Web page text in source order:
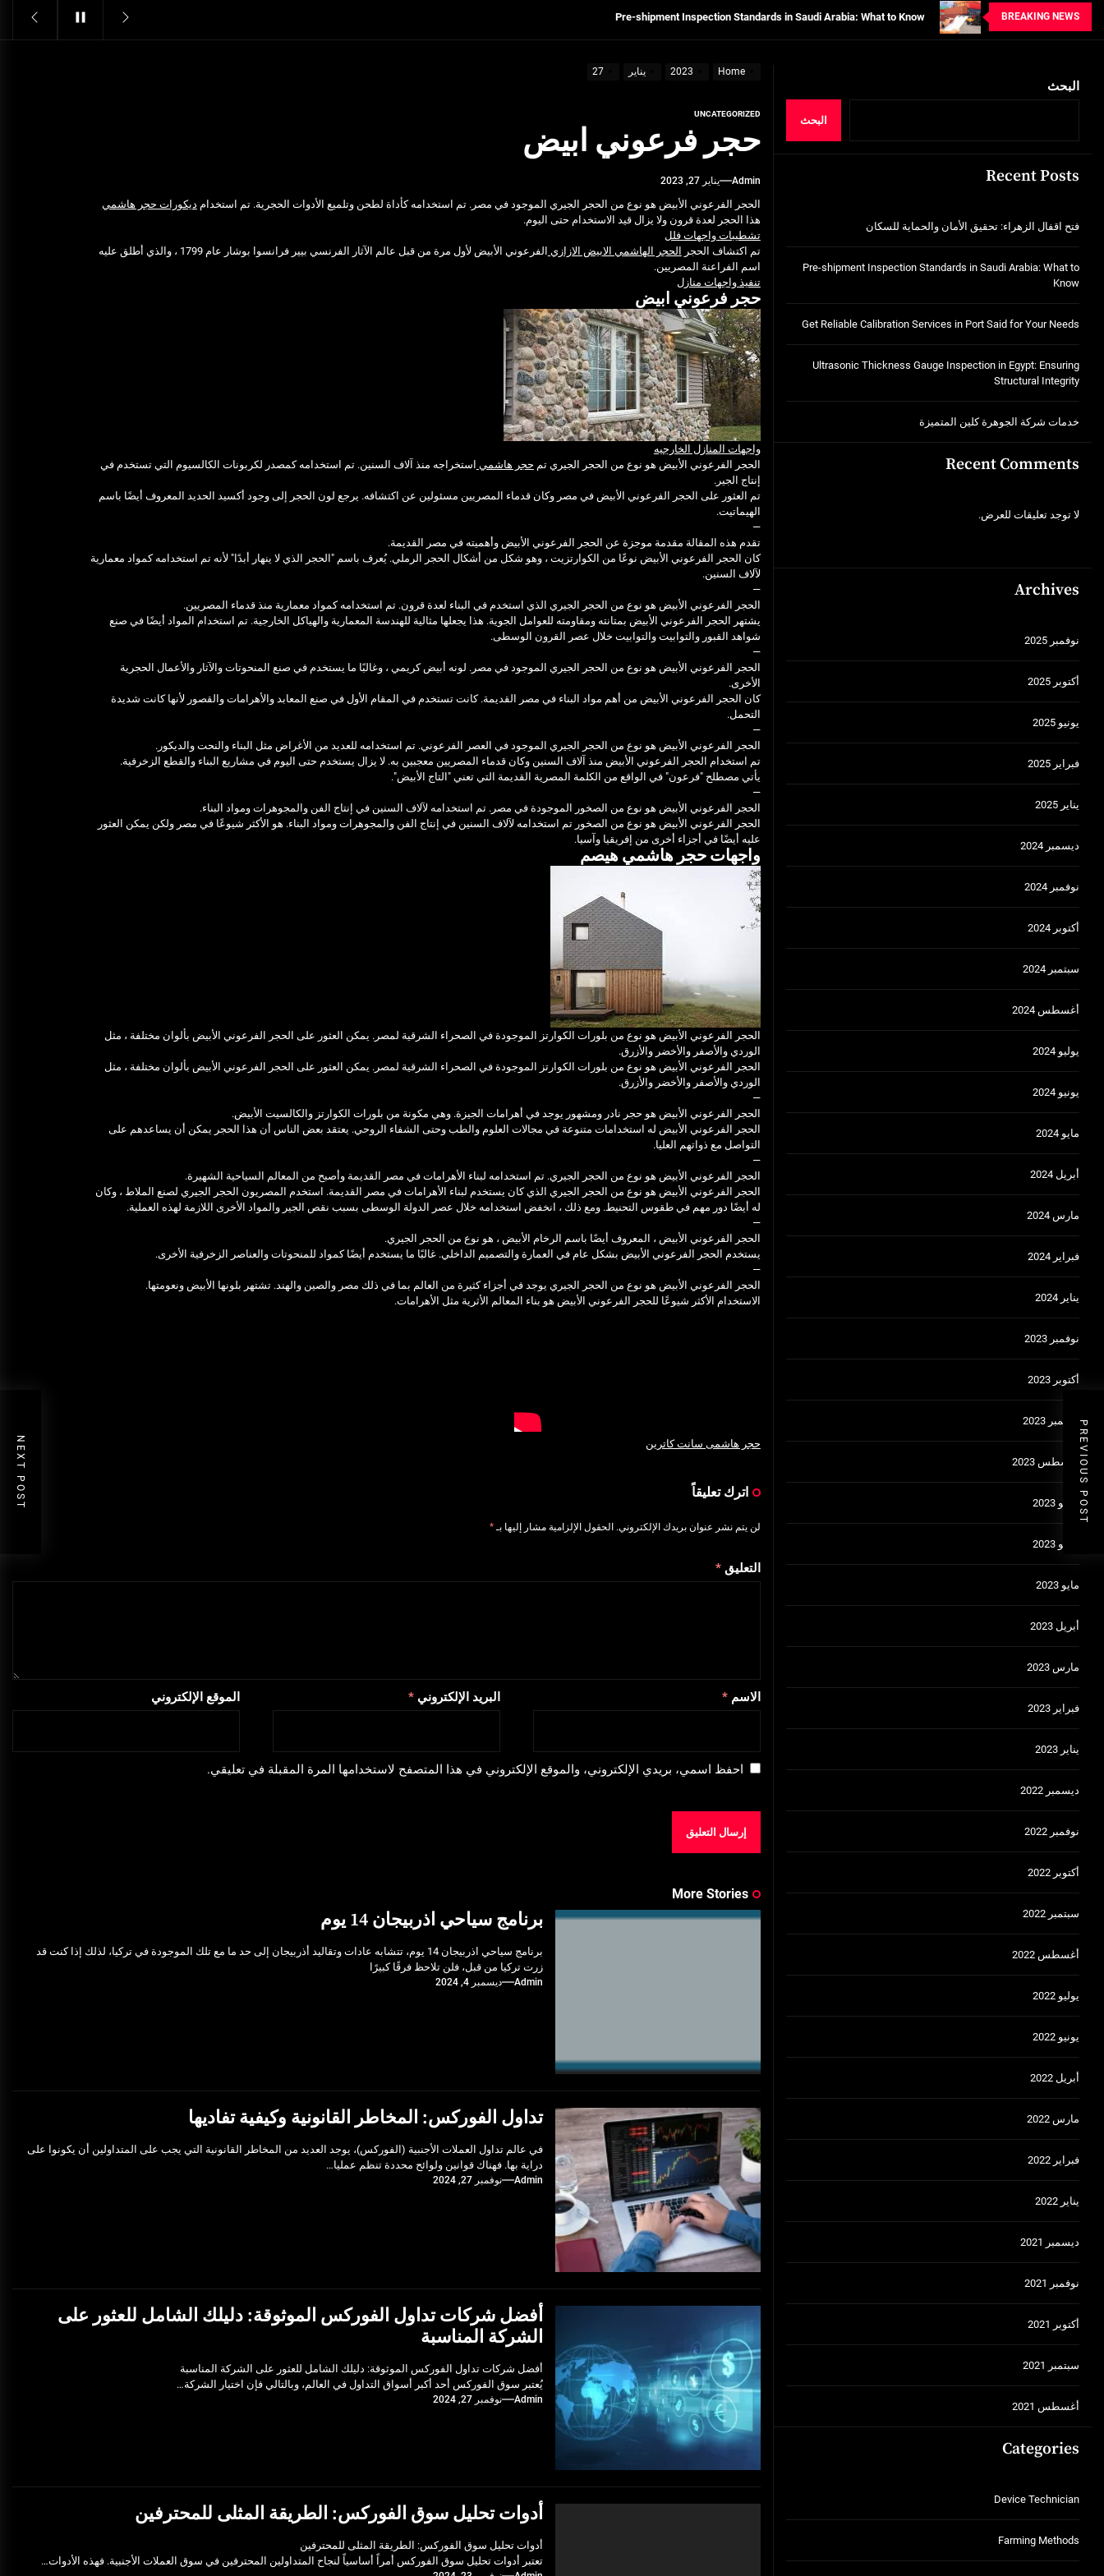
to Know
خدمات شركة الجوهرة كلين المتميزة
فبراير 17, 2025
BREAKING NEWS
Get Reliable Calibration Services in Port Said for Your Needs
فتح اقفال الزهراء: تحقيق الأمان والحماية للسكان
Pre-shipment Inspection Standards in Saudi Arabia: What to Know
Get Reliable Calibration Services in Port Said for Your Needs
Ultrasonic Thickness Gauge Inspection in Egypt: Ensuring Structural Integrity
Home
2023 يناير 27
UNCATEGORIZED
حجر فرعوني ابيض
Admin يناير 27, 2023
الحجر الفرعوني الأبيض هو نوع من الحجر الجيري الموجود في مصر. تم استخدامه كأداة لطحن وتلميع الأدوات الحجرية. تم استخدام ديكورات حجر هاشمي
هذا الحجر لعدة قرون ولا يزال قيد الاستخدام حتى اليوم.
تشطيبات واجهات فلل
تم اكتشاف الحجر الحجر الهاشمي الابيض الازازي
الفرعوني الأبيض لأول مرة من قبل عالم الآثار الفرنسي بيير فرانسوا بوشار عام 1799 ، والذي أطلق عليه
اسم الفراعنة المصريين.
تنفيذ واجهات منازل
حجر فرعوني ابيض
واجهات المنازل الخارجيه
الحجر الفرعوني الأبيض هو نوع من الحجر الجيري تم حجر هاشمي استخراجه منذ آلاف السنين. تم استخدامه كمصدر لكربونات الكالسيوم التي تستخدم في
إنتاج الجير.
تم العثور على الحجر الفرعوني الأبيض في مصر وكان قدماء المصريين مسئولين عن اكتشافه. يرجع لون الحجر إلى وجود أكسيد الحديد المعروف أيضًا باسم
الهيماتيت.
—
تقدم هذه المقالة مقدمة موجزة عن الحجر الفرعوني الأبيض وأهميته في مصر القديمة.
كان الحجر الفرعوني الأبيض نوعًا من الكوارتزيت ، وهو شكل من أشكال الحجر الرملي. يُعرف باسم "الحجر الذي لا ينهار أبدًا" لأنه تم استخدامه كمواد معمارية
لآلاف السنين.
—
الحجر الفرعوني الأبيض هو نوع من الحجر الجيري الذي استخدم في البناء لعدة قرون. تم استخدامه كمواد معمارية منذ قدماء المصريين.
يشتهر الحجر الفرعوني الأبيض بمتانته ومقاومته للعوامل الجوية. هذا يجعلها مثالية للهندسة المعمارية والهياكل الخارجية. تم استخدام المواد أيضًا في صنع
شواهد القبور والتوابيت والتوابيت خلال عصر القرون الوسطى.
—
الحجر الفرعوني الأبيض هو نوع من الحجر الجيري الموجود في مصر. لونه أبيض كريمي ، وغالبًا ما يستخدم في صنع المنحوتات والآثار والأعمال الحجرية
الأخرى.
كان الحجر الفرعوني الأبيض من أهم مواد البناء في مصر القديمة. كانت تستخدم في المقام الأول في صنع المعابد والأهرامات والقصور لأنها كانت شديدة
التحمل.
—
الحجر الفرعوني الأبيض هو نوع من الحجر الجيري الموجود في العصر الفرعوني. تم استخدامه للعديد من الأغراض مثل البناء والنحت والديكور.
تم استخدام الحجر الفرعوني الأبيض منذ آلاف السنين وكان قدماء المصريين معجبين به. لا يزال يستخدم حتى اليوم في مشاريع البناء والقطع الزخرفية.
يأتي مصطلح "فرعون" في الواقع من الكلمة المصرية القديمة التي تعني "التاج الأبيض".
—
الحجر الفرعوني الأبيض هو نوع من الصخور الموجودة في مصر. تم استخدامه لآلاف السنين في إنتاج الفن والمجوهرات ومواد البناء.
الحجر الفرعوني الأبيض هو نوع من الصخور تم استخدامه لآلاف السنين في إنتاج الفن والمجوهرات ومواد البناء. هو الأكثر شيوعًا في مصر ولكن يمكن العثور
عليه أيضًا في أجزاء أخرى من إفريقيا وآسيا.
واجهات حجر هاشمي هيصم
الحجر الفرعوني الأبيض هو نوع من بلورات الكوارتز الموجودة في الصحراء الشرقية لمصر. يمكن العثور على الحجر الفرعوني الأبيض بألوان مختلفة ، مثل
الوردي والأصفر والأخضر والأزرق.
الحجر الفرعوني الأبيض هو نوع من بلورات الكوارتز الموجودة في الصحراء الشرقية لمصر. يمكن العثور على الحجر الفرعوني الأبيض بألوان مختلفة ، مثل
الوردي والأصفر والأخضر والأزرق.
—
الحجر الفرعوني الأبيض هو حجر نادر ومشهور يوجد في أهرامات الجيزة. وهي مكونة من بلورات الكوارتز والكالسيت الأبيض.
الحجر الفرعوني الأبيض له استخدامات متنوعة في مجالات العلوم والطب وحتى الشفاء الروحي. يعتقد بعض الناس أن هذا الحجر يمكن أن يساعدهم على
التواصل مع ذواتهم العليا.
—
الحجر الفرعوني الأبيض هو نوع من الحجر الجيري. تم استخدامه لبناء الأهرامات في مصر القديمة وأصبح من المعالم السياحية الشهيرة.
الحجر الفرعوني الأبيض هو نوع من الحجر الجيري الذي كان يستخدم لبناء الأهرامات في مصر القديمة. استخدم المصريون الحجر الجيري لصنع الملاط ، وكان
له أيضًا دور مهم في طقوس التحنيط. ومع ذلك ، انخفض استخدامه خلال عصر الدولة الوسطى بسبب نقص الجير والمواد الأخرى اللازمة لهذه العملية.
—
الحجر الفرعوني الأبيض ، المعروف أيضًا باسم الرخام الأبيض ، هو نوع من الحجر الجيري.
يستخدم الحجر الفرعوني الأبيض بشكل عام في العمارة والتصميم الداخلي. غالبًا ما يستخدم أيضًا كمواد للمنحوتات والعناصر الزخرفية الأخرى.
—
الحجر الفرعوني الأبيض هو نوع من الحجر الجيري يوجد في أجزاء كثيرة من العالم بما في ذلك مصر والصين والهند. تشتهر بلونها الأبيض ونعومتها.
الاستخدام الأكثر شيوعًا للحجر الفرعوني الأبيض هو بناء المعالم الأثرية مثل الأهرامات.
حجر هاشمى سانت كاترين
اترك تعليقاً
لن يتم نشر عنوان بريدك الإلكتروني. الحقول الإلزامية مشار إليها بـ*
التعليق*
الاسم* البريد الإلكتروني* الموقع الإلكتروني
احفظ اسمي، بريدي الإلكتروني، والموقع الإلكتروني في هذا المتصفح لاستخدامها المرة المقبلة في تعليقي.
PREVIOUS POST
NEXT POST
More Stories
برنامج سياحي اذربيجان 14 يوم
برنامج سياحي اذربيجان 14 يوم، تتشابه عادات وتقاليد أذربيجان إلى حد ما مع تلك الموجودة في تركيا، لذلك إذا كنت قد
زرت تركيا من قبل، فلن تلاحظ فرقًا كبيرًا
Admin ديسمبر 4, 2024
تداول الفوركس: المخاطر القانونية وكيفية تفاديها
في عالم تداول العملات الأجنبية (الفوركس)، يوجد العديد من المخاطر القانونية التي يجب على المتداولين أن يكونوا على
دراية بها. فهناك قوانين ولوائح محددة تنظم عمليا…
Admin نوفمبر 27, 2024
أفضل شركات تداول الفوركس الموثوقة: دليلك الشامل للعثور على
الشركة المناسبة
أفضل شركات تداول الفوركس الموثوقة: دليلك الشامل للعثور على الشركة المناسبة
يُعتبر سوق الفوركس أحد أكبر أسواق التداول في العالم، وبالتالي فإن اختيار الشركة…
Admin نوفمبر 27, 2024
أدوات تحليل سوق الفوركس: الطريقة المثلى للمحترفين
أدوات تحليل سوق الفوركس: الطريقة المثلى للمحترفين
تعتبر أدوات تحليل سوق الفوركس أمراً أساسياً لنجاح المتداولين المحترفين في سوق العملات الأجنبية. فهذه الأدوات…
البحث
البحث
Recent Posts
فتح اقفال الزهراء: تحقيق الأمان والحماية للسكان
Pre-shipment Inspection Standards in Saudi Arabia: What to
Know
Get Reliable Calibration Services in Port Said for Your Needs
Ultrasonic Thickness Gauge Inspection in Egypt: Ensuring
Structural Integrity
خدمات شركة الجوهرة كلين المتميزة
Recent Comments
لا توجد تعليقات للعرض.
Archives
نوفمبر 2025
أكتوبر 2025
يونيو 2025
فبراير 2025
يناير 2025
ديسمبر 2024
نوفمبر 2024
أكتوبر 2024
سبتمبر 2024
أغسطس 2024
يوليو 2024
يونيو 2024
مايو 2024
أبريل 2024
مارس 2024
فبراير 2024
يناير 2024
نوفمبر 2023
أكتوبر 2023
سبتمبر 2023
أغسطس 2023
يوليو 2023
يونيو 2023
مايو 2023
أبريل 2023
مارس 2023
فبراير 2023
يناير 2023
ديسمبر 2022
نوفمبر 2022
أكتوبر 2022
سبتمبر 2022
أغسطس 2022
يوليو 2022
يونيو 2022
أبريل 2022
مارس 2022
فبراير 2022
يناير 2022
ديسمبر 2021
نوفمبر 2021
أكتوبر 2021
سبتمبر 2021
أغسطس 2021
Categories
Device Technician
Farming Methods